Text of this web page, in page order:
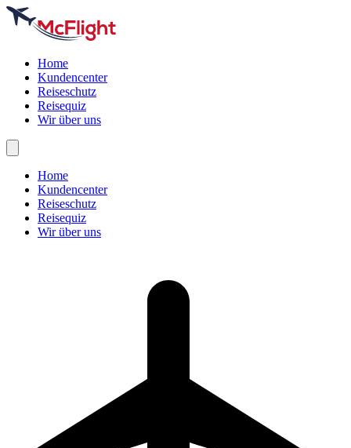
Home
Kundencenter
Reiseschutz
Reisequiz
Wir über uns
Home
Kundencenter
Reiseschutz
Reisequiz
Wir über uns